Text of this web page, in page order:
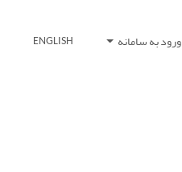
ورود به سامانه ENGLISH